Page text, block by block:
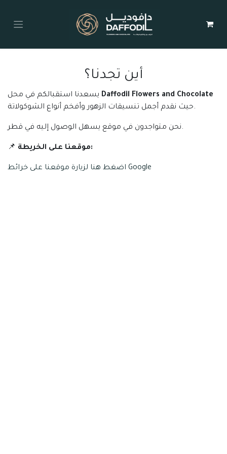
أين تجدنا؟
Daffodil Flowers and Chocolate
حيث نقدم أجمل تنسيقات الزهور وأفخم أنواع الشوكولاتة.
نحن متواجدون في موقع يسهل الوصول إليه في قطر.
📌 موقعنا على الخريطة:
اضغط هنا لزيارة موقعنا على خرائط Google